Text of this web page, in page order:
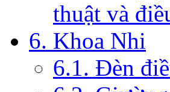
thuật và
6. Khoa Nhi
6.1. Đèn